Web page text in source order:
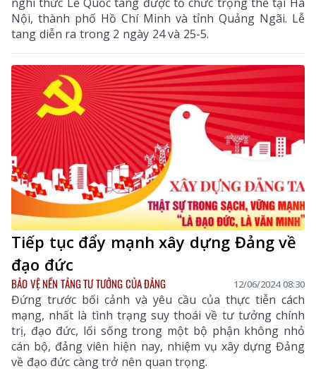
Nội, thành phố Hồ Chí Minh và tỉnh Quảng Ngãi. Lễ
tang diễn ra trong 2 ngày 24 và 25-5.
Tiếp tục đẩy mạnh xây dựng Đảng về
đạo đức
BẢO VỆ NỀN TẢNG TƯ TƯỞNG CỦA ĐẢNG 12/06/2024 08:30
Đứng trước bối cảnh và yêu cầu của thực tiễn cách
mạng, nhất là tình trạng suy thoái về tư tưởng chính
trị, đạo đức, lối sống trong một bộ phận không nhỏ
cán bộ, đảng viên hiện nay, nhiệm vụ xây dựng Đảng
về đạo đức càng trở nên quan trọng.